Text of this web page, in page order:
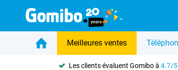
Meilleures ventes
Les clients évaluent Gomibo à4.7/5